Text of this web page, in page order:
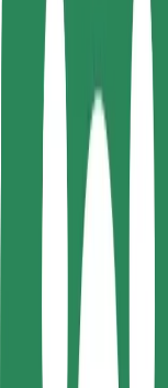
Seguridad
Safety Lab
Ciudades
Dónde
Soporte